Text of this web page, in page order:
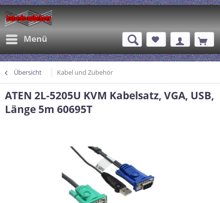
Menü
Übersicht Kabel und Zubehör
ATEN 2L-5205U KVM Kabelsatz, VGA, USB,
Länge 5m 60695T